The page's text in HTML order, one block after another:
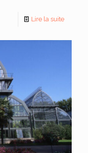
Lire la suite